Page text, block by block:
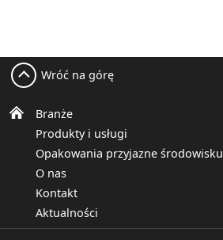
Branże
Produkty i usługi
Opakowania przyjazne środowisku
O nas
Kontakt
Aktualności
Wróć na górę